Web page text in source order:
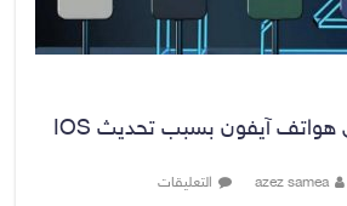
مشكلات خطيرة فى هواتف آيفون بسبب تحديث IOS
azez samea التعليقات